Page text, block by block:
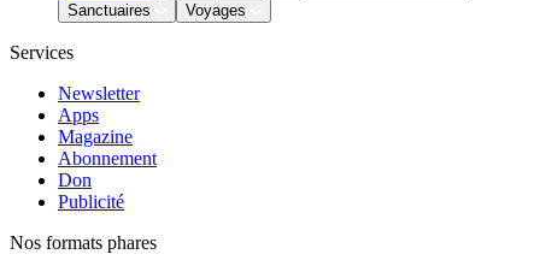
Sanctuaires
Voyages
Services
Newsletter
Apps
Magazine
Abonnement
Don
Publicité
Nos formats phares